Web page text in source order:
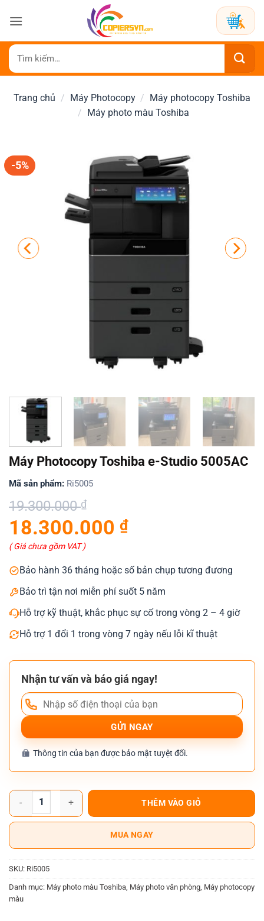
qua
dung
Tìm
kiếm:
Trang chủ / Máy Photocopy / Máy photocopy Toshiba
/ Máy photo màu Toshiba
-5%
Máy Photocopy Toshiba e-Studio 5005AC
Mã sản phẩm: Ri5005
19.300.000₫
Giá
gốc
là:
19.300.000 ₫.
18.300.000 ₫
Giá
hiện
tại
là:
18.300.000 ₫.
( Giá chưa gồm VAT )
Bảo hành 36 tháng hoặc số bản chụp tương đương
Bảo trì tận nơi miễn phí suốt 5 năm
Hỗ trợ kỹ thuật, khắc phục sự cố trong vòng 2 – 4 giờ
Hỗ trợ 1 đổi 1 trong vòng 7 ngày nếu lỗi kĩ thuật
Nhận tư vấn và báo giá ngay!
Thông tin của bạn được bảo mật tuyệt đối.
Máy Photocopy Toshiba e-Studio 5005AC số lượng
THÊM VÀO GIỎ
MUA NGAY
SKU: Ri5005
Danh mục: Máy photo màu Toshiba Máy photo văn phòng Máy photocopy
màu